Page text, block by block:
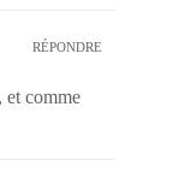
RÉPONDRE
et comme